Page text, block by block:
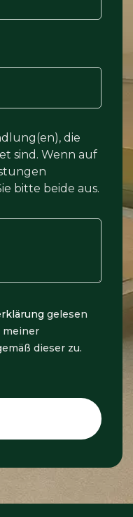
die
sind. Wenn auf
bitte beide aus.
gelesen
meiner
dieser zu.